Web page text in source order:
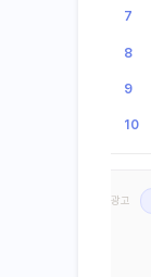
7
8
9
10
광고